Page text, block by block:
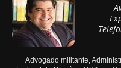
Advogado militante,